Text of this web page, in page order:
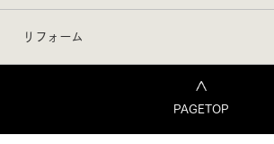
リフォーム
PAGETOP